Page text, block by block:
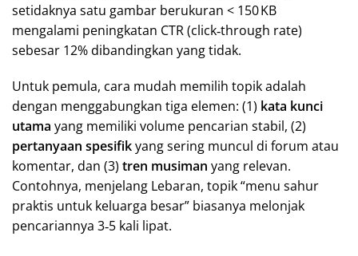
setidaknya satu gambar berukuran < 150 KB
mengalami peningkatan CTR (click‑through rate)
sebesar 12% dibandingkan yang tidak.
Untuk pemula, cara mudah memilih topik adalah
dengan menggabungkan tiga elemen: (1) kata kunci
utama yang memiliki volume pencarian stabil, (2)
pertanyaan spesifikyang sering muncul di forum atau
komentar, dan (3) tren musiman yang relevan.
Contohnya, menjelang Lebaran, topik “menu sahur
praktis untuk keluarga besar” biasanya melonjak
pencariannya 3‑5 kali lipat.